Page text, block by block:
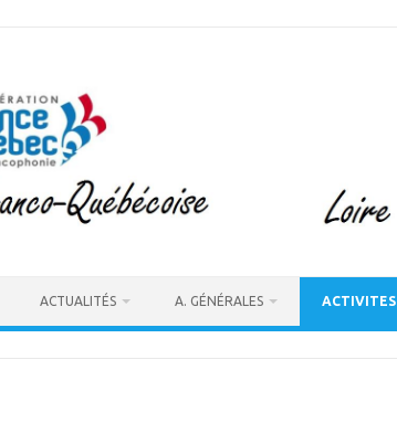
ACTUALITÉS A. GÉNÉRALES ACTIVITES